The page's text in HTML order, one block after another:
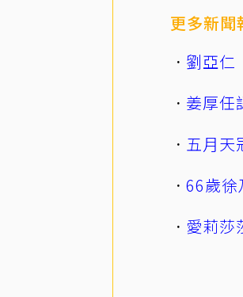
更多新聞
劉亞仁
姜厚任
五月天
66歲
愛莉